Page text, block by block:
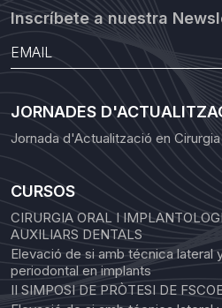
Inscríbete a nuestra
JORNADES
Jornada d'Actualització en
CURSOS
CIRURGIA ORAL I
AUXILIARS DENTALS
Elevació de si amb técnica lateral
periodontal en implants
II SIMPOSI DE PRÒTESI DE